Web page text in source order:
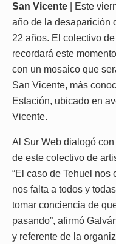
San Vicente | Este
año de la desaparición
22 años. El colectivo
recordará este
con un mosaico que
San Vicente, más
Estación, ubicado en
Vicente.
Al Sur Web dialogó
de este colectivo de
“El caso de Tehuel nos
nos falta a todos y
tomar conciencia de
pasando”, afirmó
y referente de la